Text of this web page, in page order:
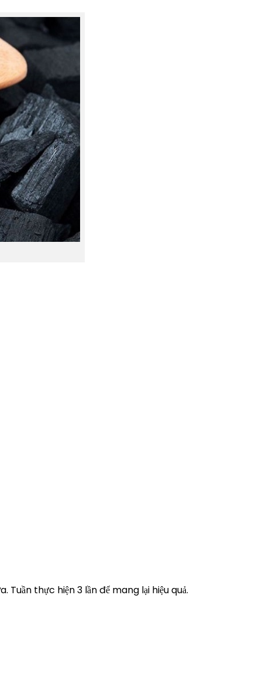
thực hiện 3 lần để mang lại hiệu quả.